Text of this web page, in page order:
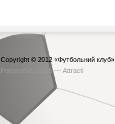
Copyright © 2012 «Футбольний клуб»
Рорзробка сайта — Attracti